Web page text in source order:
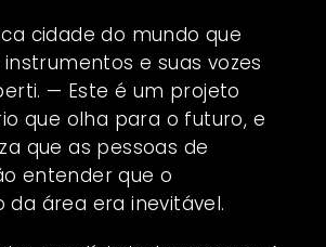
cidade do mundo que
e suas vozes
— Este é um projeto
que olha para o futuro, e
que as pessoas de
entender que o
área era inevitável.